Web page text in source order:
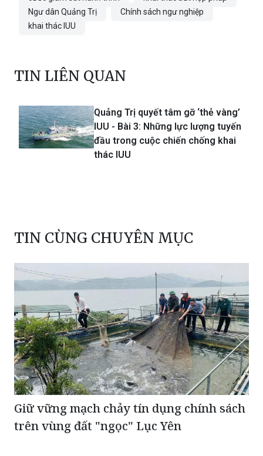
Quảng Trị quyết tâm gỡ ‘thẻ vàng’
đầu trong cuộc chiến chống khai
thác IUU
Giữ vững mạch chảy tín dụng chính sách
trên vùng đất "ngọc" Lục Yên
Hơn 1.000 người tham gia Giải chạy Ngày An ninh